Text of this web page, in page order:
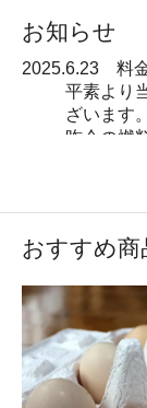
お知らせ
2025.6.23 料
平素より
ざいます。
昨今の燃
大幅に増
持に努め
ご注文分
昨今の配
判断とな
申し上げ
（但しサ
ご利用い
おすすめ商